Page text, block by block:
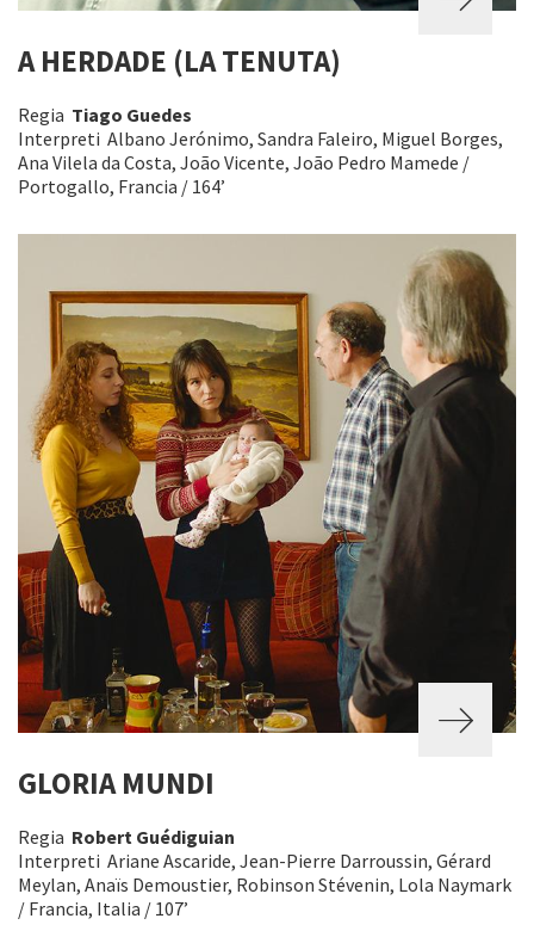
A HERDADE (LA TENUTA)
Regia Tiago Guedes
Interpreti Albano Jerónimo, Sandra Faleiro, Miguel Borges,
Ana Vilela da Costa, João Vicente, João Pedro Mamede /
Portogallo, Francia / 164’
GLORIA MUNDI
Regia Robert Guédiguian
Interpreti Ariane Ascaride, Jean-Pierre Darroussin, Gérard
Meylan, Anaïs Demoustier, Robinson Stévenin, Lola Naymark
/ Francia, Italia / 107’